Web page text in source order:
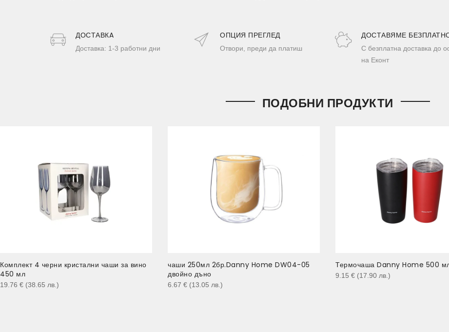
ДОСТАВКA
Доставка: 1-3 работни дни
ОПЦИЯ ПРЕГЛЕД
Отвори, преди да платиш
ДОСТАВЯМЕ
С безплатна доставка до
на Еконт
ПОДОБНИ ПРОДУКТИ
Комплект 4 черни кристални чаши за вино
450 мл
19.76 € (38.65 лв. )
чаши 250мл 2бр.Danny Home DW04-05
двойно дъно
6.67 € (13.05 лв. )
Термочаша Danny Home 500
9.15 € (17.90 лв. )